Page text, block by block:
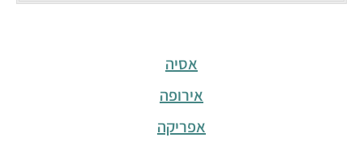
אסיה
אירופה
אפריקה